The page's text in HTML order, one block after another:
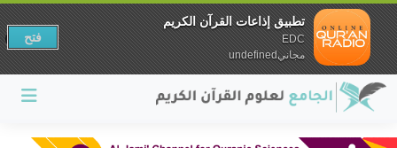
تطبيق إذاعات القرآن الكريم
EDC
مجانيundefined
فتح